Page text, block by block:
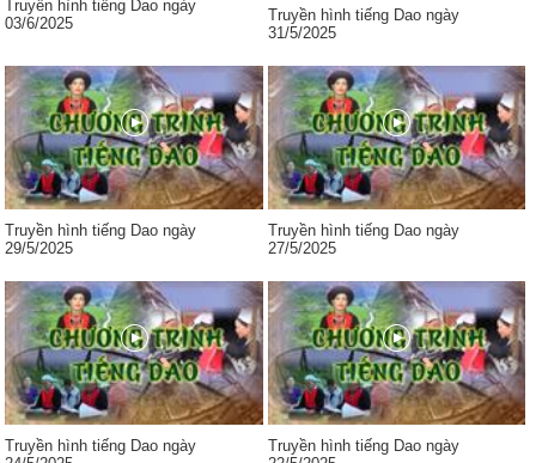
Truyền hình tiếng Dao ngày
03/6/2025
Truyền hình tiếng Dao ngày
31/5/2025
Truyền hình tiếng Dao ngày
29/5/2025
Truyền hình tiếng Dao ngày
27/5/2025
Truyền hình tiếng Dao ngày
Truyền hình tiếng Dao ngày